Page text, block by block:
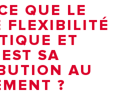
QUE LE
FLEXIBILITÉ
ET
SA
AU
?